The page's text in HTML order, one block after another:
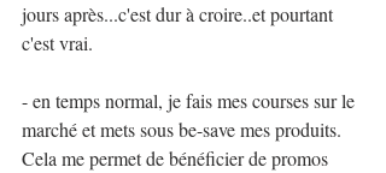
jours après...c'est dur à croire..et pourtant
c'est vrai.
- en temps normal, je fais mes courses sur le
marché et mets sous be-save mes produits.
Cela me permet de bénéficier de promos